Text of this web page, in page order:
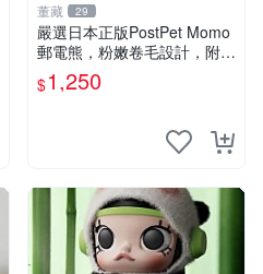
董藏 29
嚴選日本正版PostPet Momo
郵電熊，粉嫩卷毛設計，附原
裝包裝與吊牌，超Recomme
nded收藏品 1095 玩偶 包裝
$1,250